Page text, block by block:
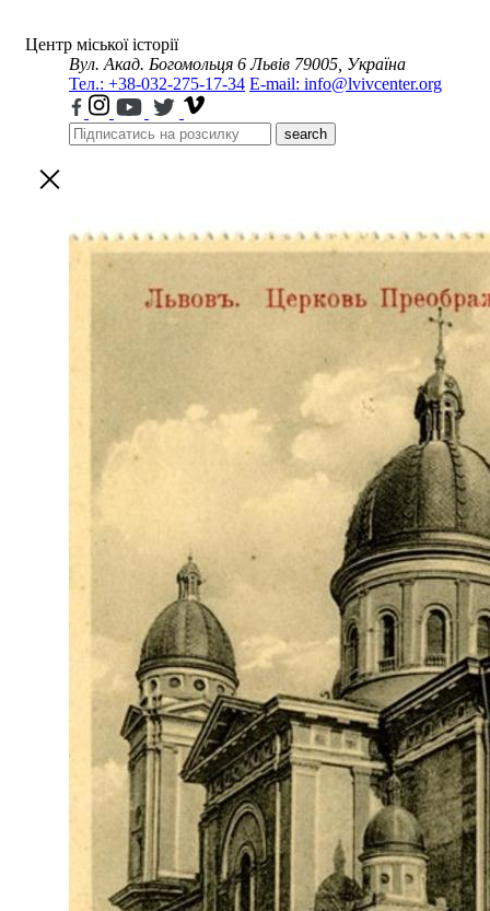
Центр міської історії
Вул. Акад. Богомольця 6 Львів 79005, Україна
Тел.: +38-032-275-17-34 E-mail: info@lvivcenter.org
search